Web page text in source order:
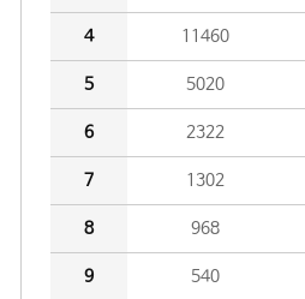
4 11460
5 5020
6 2322
7 1302
8 968
9 540